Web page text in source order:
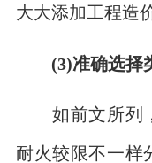
大大添加工程造
(3)准确选择
如前文所列，
耐火较限不一样